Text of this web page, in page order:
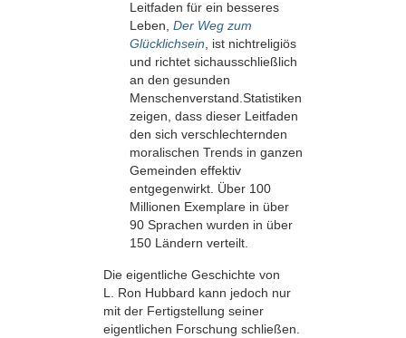
Leitfaden für ein besseres
Leben, Der Weg zum
Glücklichsein, ist nichtreligiös
und richtet sichausschließlich
an den gesunden
Menschenverstand.Statistiken
zeigen, dass dieser Leitfaden
den sich verschlechternden
moralischen Trends in ganzen
Gemeinden effektiv
entgegenwirkt. Über 100
Millionen Exemplare in über
90 Sprachen wurden in über
150 Ländern verteilt.
Die eigentliche Geschichte von
L. Ron Hubbard kann jedoch nur
mit der Fertigstellung seiner
eigentlichen Forschung schließen.